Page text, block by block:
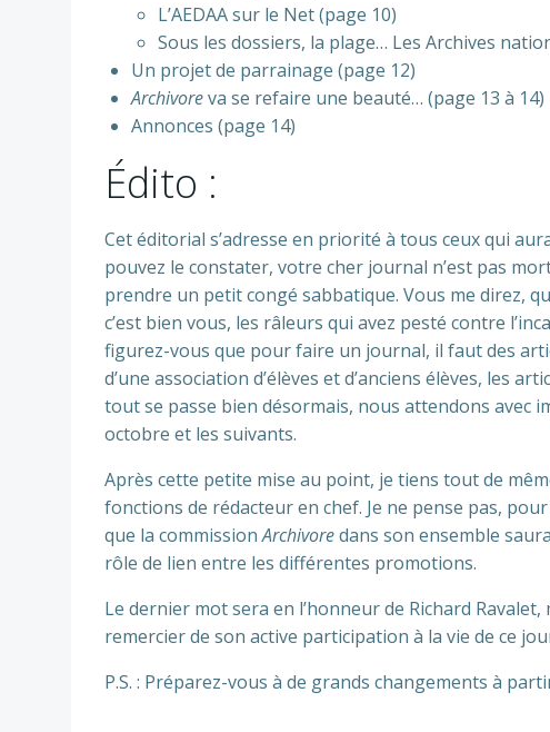
L’AEDAA sur le Net (page 10)
Sous les dossiers, la plage… Les Archives
Un projet de parrainage (page 12)
Archivoreva se refaire une beauté… (page 13 à 14)
Annonces (page 14)
Édito :
Cet éditorial s’adresse en priorité à tous ceux qui
pouvez le constater, votre cher journal n’est pas
prendre un petit congé sabbatique. Vous me direz,
c’est bien vous, les râleurs qui avez pesté contre
figurez-vous que pour faire un journal, il faut des
d’une association d’élèves et d’anciens élèves, les
tout se passe bien désormais, nous attendons avec
octobre et les suivants.
Après cette petite mise au point, je tiens tout de
fonctions de rédacteur en chef. Je ne pense pas,
que la commissionArchivoredans son ensemble
rôle de lien entre les différentes promotions.
Le dernier mot sera en l’honneur de Richard
remercier de son active participation à la vie de ce
P.S. : Préparez-vous à de grands changements à